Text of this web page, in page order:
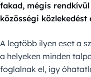
fakad, mégis
közösségi
A legtöbb ilyen eset a
a helyeken minden
foglalnak el, így